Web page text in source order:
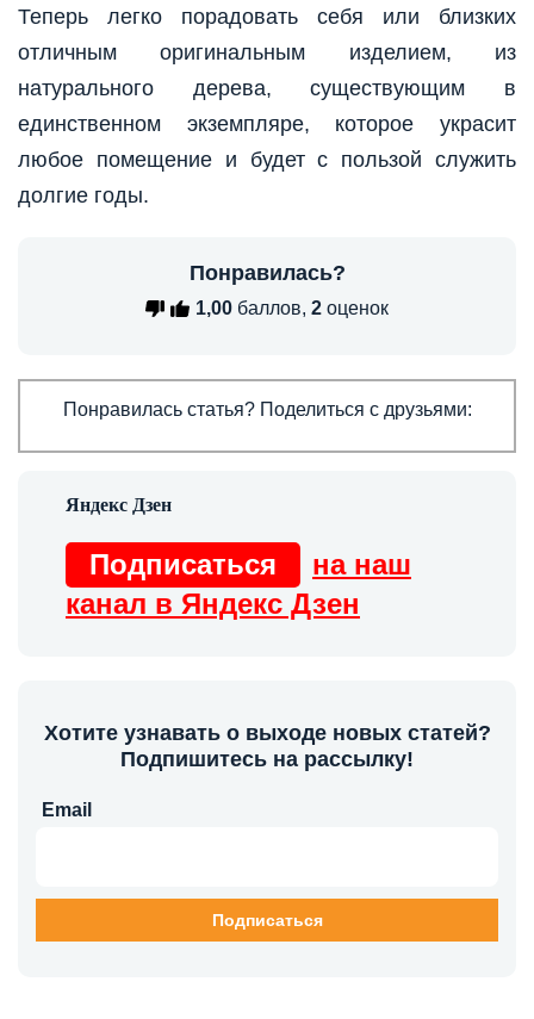
Теперь легко порадовать себя или близких
отличным оригинальным изделием, из
натурального дерева, существующим в
единственном экземпляре, которое украсит
любое помещение и будет с пользой служить
долгие годы.
Понравилась?
1,00 баллов, 2 оценок
Понравилась статья? Поделиться с друзьями:
Подписаться
на наш
канал в Яндекс Дзен
Хотите узнавать о выходе новых статей?
Подпишитесь на рассылку!
Email